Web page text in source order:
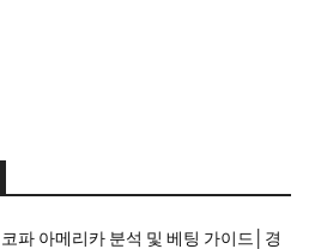
코파 아메리카 분석 및 베팅 가이드│경